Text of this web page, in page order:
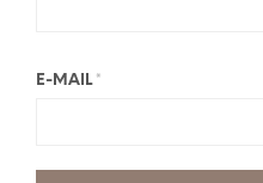
E-MAIL *